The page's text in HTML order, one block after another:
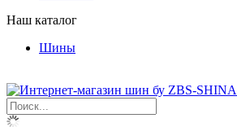
Наш каталог
Шины